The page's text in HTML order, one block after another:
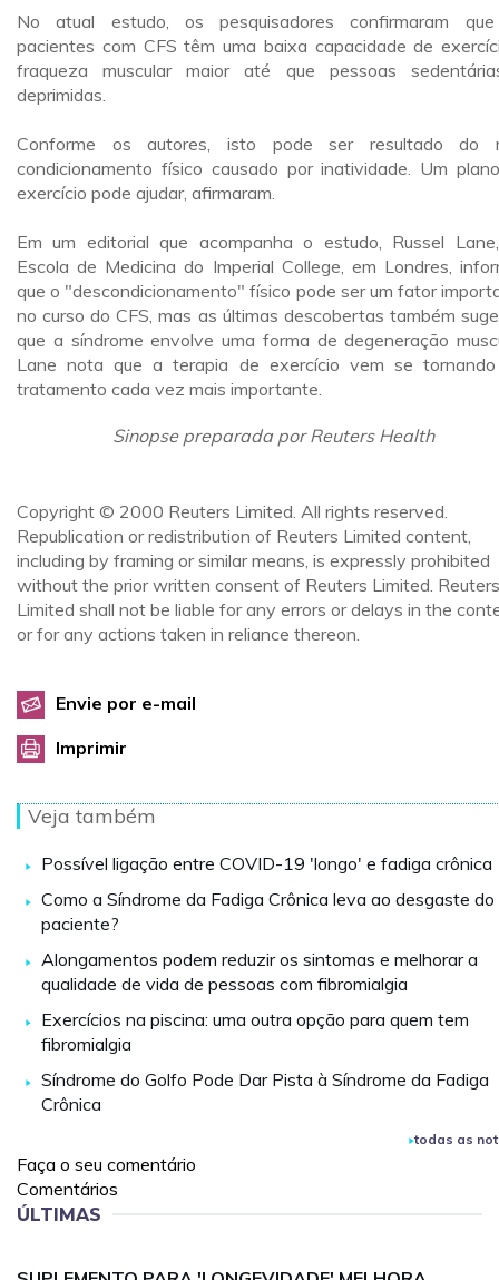
No atual estudo, os pesquisadores confirmaram
pacientes com CFS têm uma baixa capacidade de
fraqueza muscular maior até que pessoas
deprimidas.
Conforme os autores, isto pode ser resultado do
condicionamento físico causado por inatividade. Um
exercício pode ajudar, afirmaram.
Em um editorial que acompanha o estudo, Russel
Escola de Medicina do Imperial College, em Londres,
que o "descondicionamento" físico pode ser um fator
no curso do CFS, mas as últimas descobertas também
que a síndrome envolve uma forma de degeneração
Lane nota que a terapia de exercício vem se
tratamento cada vez mais importante.
Sinopse preparada por Reuters Health
Copyright © 2000 Reuters Limited. All rights reserved.
Republication or redistribution of Reuters Limited content,
including by framing or similar means, is expressly prohibited
without the prior written consent of Reuters Limited. Reuters
Limited shall not be liable for any errors or delays in the
or for any actions taken in reliance thereon.
Envie por e-mail
Imprimir
Veja também
Possível ligação entre COVID-19 'longo' e fadiga crônica
Como a Síndrome da Fadiga Crônica leva ao desgaste do
paciente?
Alongamentos podem reduzir os sintomas e melhorar a
qualidade de vida de pessoas com fibromialgia
Exercícios na piscina: uma outra opção para quem tem
fibromialgia
Síndrome do Golfo Pode Dar Pista à Síndrome da Fadiga
Crônica
todas as
Faça o seu comentário
Comentários
ÚLTIMAS